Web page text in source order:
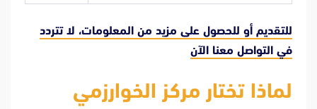
للتقديم أو للحصول على مزيد من المعلومات، لا تتردد
في التواصل معنا الآن
لماذا تختار مركز الخوارزمي